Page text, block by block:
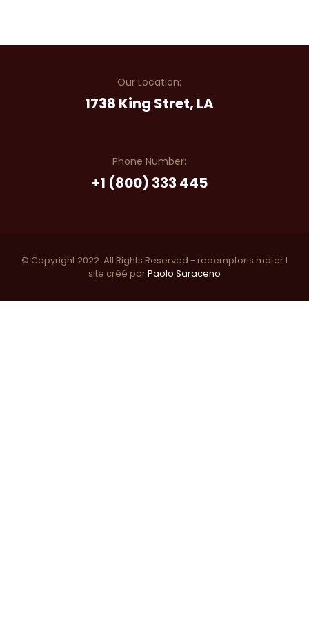
Our Location:
1738 King Stret, LA
Phone Number:
+1 (800) 333 445
© Copyright 2022. All Rights Reserved - redemptoris mater I
site créé parPaolo Saraceno